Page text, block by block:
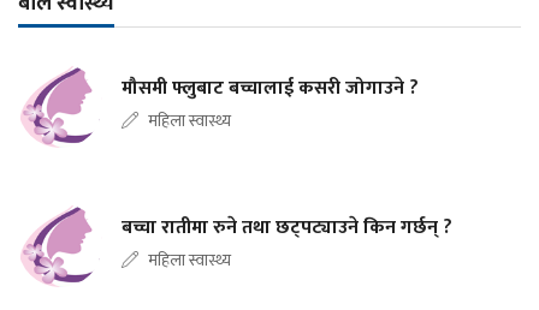
मौसमी फ्लुबाट बच्चालाई कसरी जोगाउने ?
महिला स्वास्थ्य
बच्चा रातीमा रुने तथा छट्पट्याउने किन गर्छन् ?
महिला स्वास्थ्य